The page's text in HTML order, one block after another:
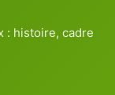
: histoire, cadre